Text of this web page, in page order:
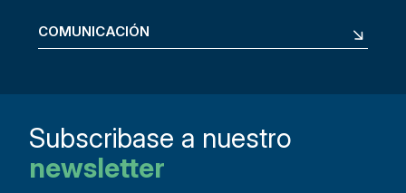
COMUNICACIÓN
Subscribase a nuestro
newsletter